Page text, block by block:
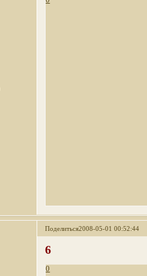
Поделиться2008-05-01 00:52:44
6
0